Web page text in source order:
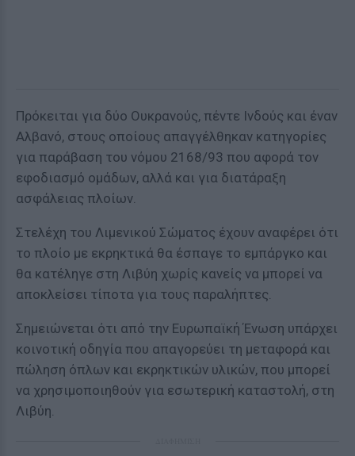
Πρόκειται για δύο Ουκρανούς, πέντε Ινδούς και έναν
Αλβανό, στους οποίους απαγγέλθηκαν κατηγορίες
για παράβαση του νόμου 2168/93 που αφορά τον
εφοδιασμό ομάδων, αλλά και για διατάραξη
ασφάλειας πλοίων.
Στελέχη του Λιμενικού Σώματος έχουν αναφέρει ότι
το πλοίο με εκρηκτικά θα έσπαγε το εμπάργκο και
θα κατέληγε στη Λιβύη χωρίς κανείς να μπορεί να
αποκλείσει τίποτα για τους παραλήπτες.
Σημειώνεται ότι από την Ευρωπαϊκή Ένωση υπάρχει
κοινοτική οδηγία που απαγορεύει τη μεταφορά και
πώληση όπλων και εκρηκτικών υλικών, που μπορεί
να χρησιμοποιηθούν για εσωτερική καταστολή, στη
Λιβύη.